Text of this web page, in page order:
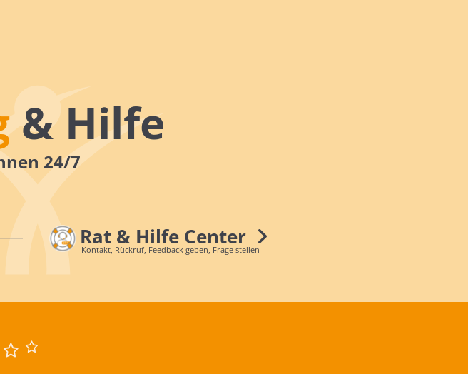
& Hilfe
24/7
Rat & Hilfe Center
Kontakt, Rückruf, Feedback geben, Frage stellen